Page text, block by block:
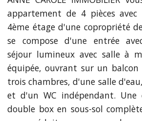
appartement de 4 pièces
4ème étage d'une copropriété
se compose d'une entrée
séjour lumineux avec salle à
équipée, ouvrant sur un balcon
trois chambres, d'une salle
et d'un WC indépendant. Une
double box en sous-sol